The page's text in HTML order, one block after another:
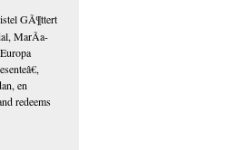
GÃ¶ttert
MarÃ­a-
en
redeems